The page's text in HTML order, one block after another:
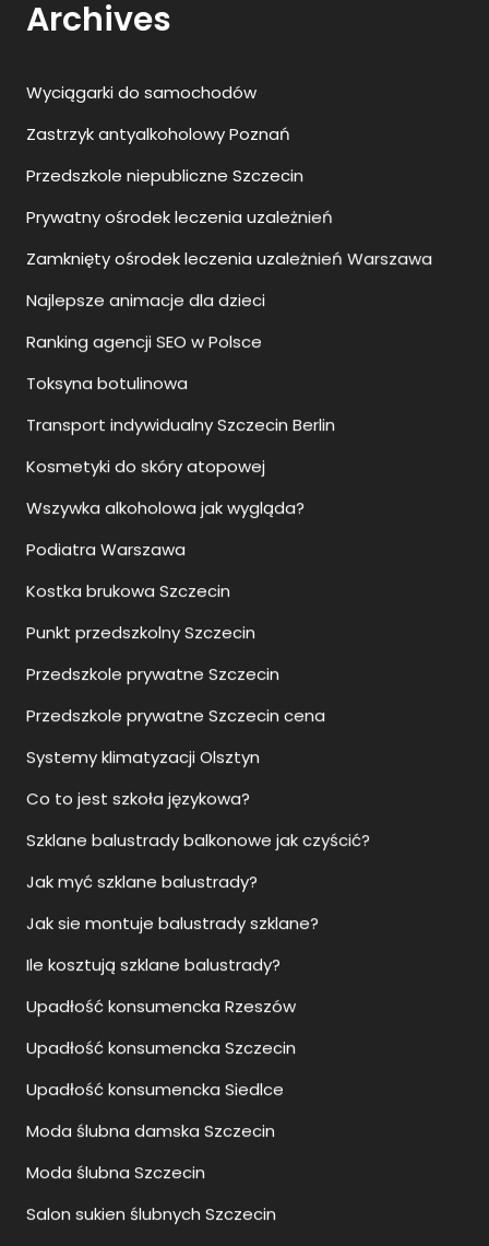
Wyciągarki do samochodów
Przedszkole niepubliczne Szczecin
Prywatny ośrodek leczenia uzależnień
Zamknięty ośrodek leczenia uzależnień Warszawa
Najlepsze animacje dla dzieci
Ranking agencji SEO w Polsce
Toksyna botulinowa
Transport indywidualny Szczecin Berlin
Kosmetyki do skóry atopowej
Wszywka alkoholowa jak wygląda?
Podiatra Warszawa
Kostka brukowa Szczecin
Punkt przedszkolny Szczecin
Przedszkole prywatne Szczecin
Przedszkole prywatne Szczecin cena
Systemy klimatyzacji Olsztyn
Co to jest szkoła językowa?
Szklane balustrady balkonowe jak czyścić?
Jak myć szklane balustrady?
Jak sie montuje balustrady szklane?
Ile kosztują szklane balustrady?
Upadłość konsumencka Rzeszów
Upadłość konsumencka Szczecin
Upadłość konsumencka Siedlce
Moda ślubna damska Szczecin
Moda ślubna Szczecin
Salon sukien ślubnych Szczecin
Sukienki ślubne Szczecin
Jak otworzyć biuro nieruchomości?